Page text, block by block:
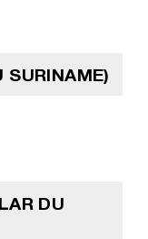
SURINAME)
DU